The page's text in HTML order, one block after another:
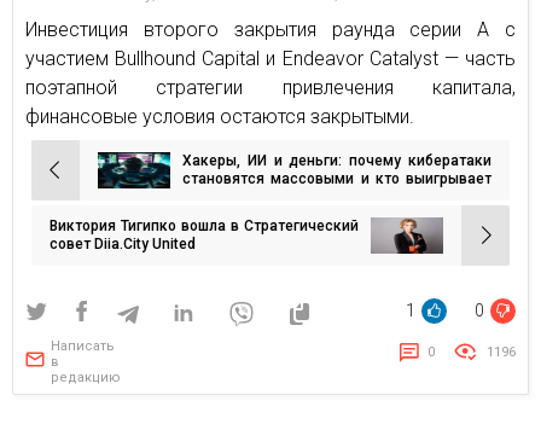
Инвестиция второго закрытия раунда серии А с
участием Bullhound Capital и Endeavor Catalyst — часть
поэтапной стратегии привлечения капитала,
финансовые условия остаются закрытыми.
Навигация
по
записям
Хакеры, ИИ и деньги: почему кибератаки
становятся массовыми и кто выигрывает
Виктория Тигипко вошла в Стратегический
совет Diia.City United
1 0
Написать
в
редакцию
0 1196